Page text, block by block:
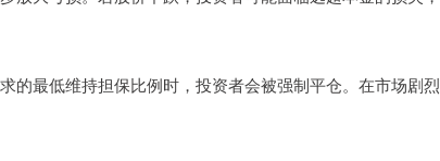
的最低维持担保比例时，投资者会被强制平仓。在市场剧烈